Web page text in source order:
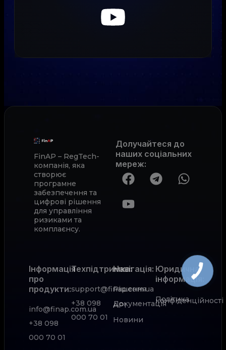
FinAP – RegTech-
компанія, яка
створює
програмне
забезпечення та
цифрові рішення
для управління
ризиками та
комплаєнсу.
Долучайтеся до
наших соціальних
мереж:
Інформація
про
продукти:
info@finap.com.ua
+38 098
000 70 01
Техпідтримка:
support@finap.com.ua
+38 098
000 70 01
Рішення
Документація
АРІ
Новини
Навігація: Юридична
інформація:
Політика
конфіденційності